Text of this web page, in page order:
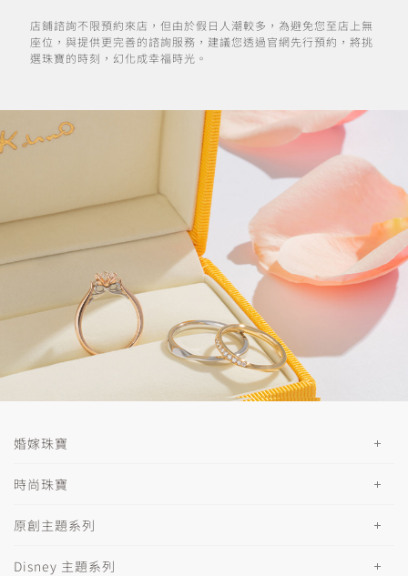
店鋪諮詢不限預約來店，但由於假日人潮較多，為避免您至店上無
座位，與提供更完善的諮詢服務，建議您透過官網先行預約，將挑
選珠寶的時刻，幻化成幸福時光。
婚嫁珠寶
時尚珠寶
原創主題系列
Disney 主題系列